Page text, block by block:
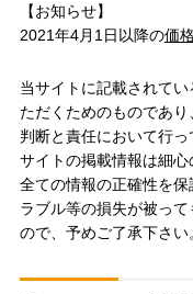
【お知らせ】
2021年4月1日以降の価
当サイトに記載されて
ただくためのものであ
判断と責任において行
サイトの掲載情報は細
全ての情報の正確性を
ラブル等の損失が被っ
ので、予めご了承下さい